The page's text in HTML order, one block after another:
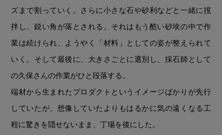
ズまで割っていく。さらに小さな石や砂利などと一緒に撹
拌し、鋭い角が落とされる。それはもう酷い砂埃の中で作
業は続けられ、ようやく「材料」としての姿が整えられて
いく。そして最後に、大きさごとに選別し、採石師として
の久保さんの作業がひと段落する。
端材から生まれたプロダクトというイメージばかりが先行
していたが、想像していたよりもはるかに気の遠くなる工
程に驚きを隠せないまま、丁場を後にした。